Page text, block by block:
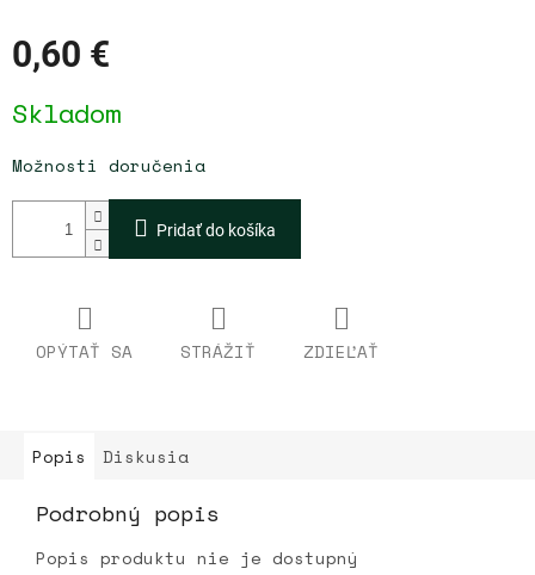
0,60 €
cena:
Skladom
Možnosti doručenia
Pridať do košíka
OPÝTAŤ SA STRÁŽIŤ ZDIEĽAŤ
Popis Diskusia
Podrobný popis
Popis produktu nie je dostupný